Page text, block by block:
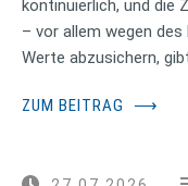
kontinuierlich, und die
– vor allem wegen
Werte abzusichern,
ZUM BEITRAG ⟶